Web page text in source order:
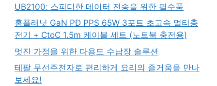
UB2100: 스피디한 데이터 전송을 위한 필수품
홈플래닛 GaN PD PPS 65W 3포트 초고속 멀티충
전기 + CtoC 1.5m 케이블 세트 (노트북 충전용)
멋진 가정을 위한 다용도 수납장 솔루션
테팔 무선주전자로 편리하게 요리의 즐거움을 만나
보세요!